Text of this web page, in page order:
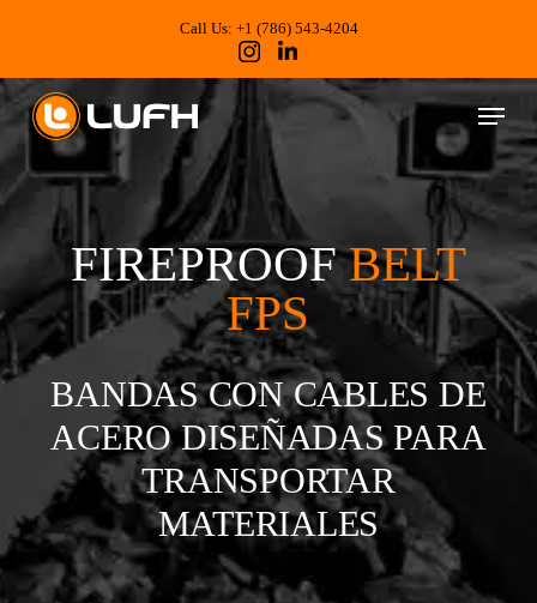
Call Us: +1 (786) 543-4204
Menu
FIREPROOFBELT
FPS
BANDAS CON CABLES DE
ACERO DISEÑADAS PARA
TRANSPORTAR
MATERIALES